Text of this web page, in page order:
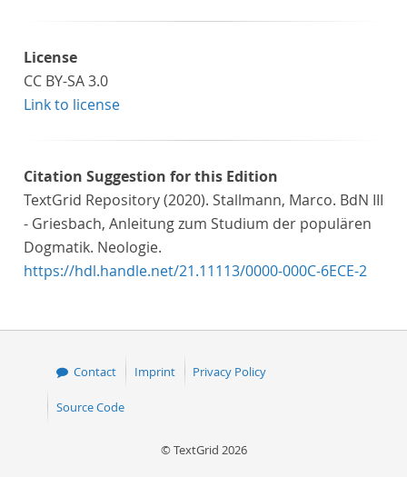
License
CC BY-SA 3.0
Link to license
Citation Suggestion for this Edition
TextGrid Repository (2020). Stallmann, Marco. BdN III
- Griesbach, Anleitung zum Studium der populären
Dogmatik. Neologie.
https://hdl.handle.net/21.11113/0000-000C-6ECE-2
Contact Imprint Privacy Policy
Source Code
© TextGrid 2026